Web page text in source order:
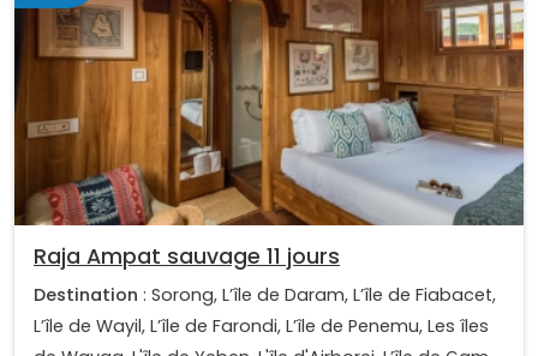
Raja Ampat sauvage 11 jours
Destination : Sorong, L’île de Daram, L’île de Fiabacet,
L’île de Wayil, L’île de Farondi, L’île de Penemu, Les îles